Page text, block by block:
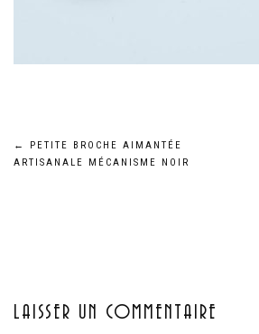
Navigation
←
PETITE BROCHE AIMANTÉE
ARTISANALE MÉCANISME NOIR
LAISSER UN COMMENTAIRE